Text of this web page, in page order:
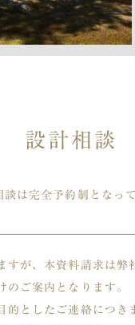
設計相談
談は完全予約制となっ
すが、本資料請求は弊
のご案内となります。
的としたご連絡につき